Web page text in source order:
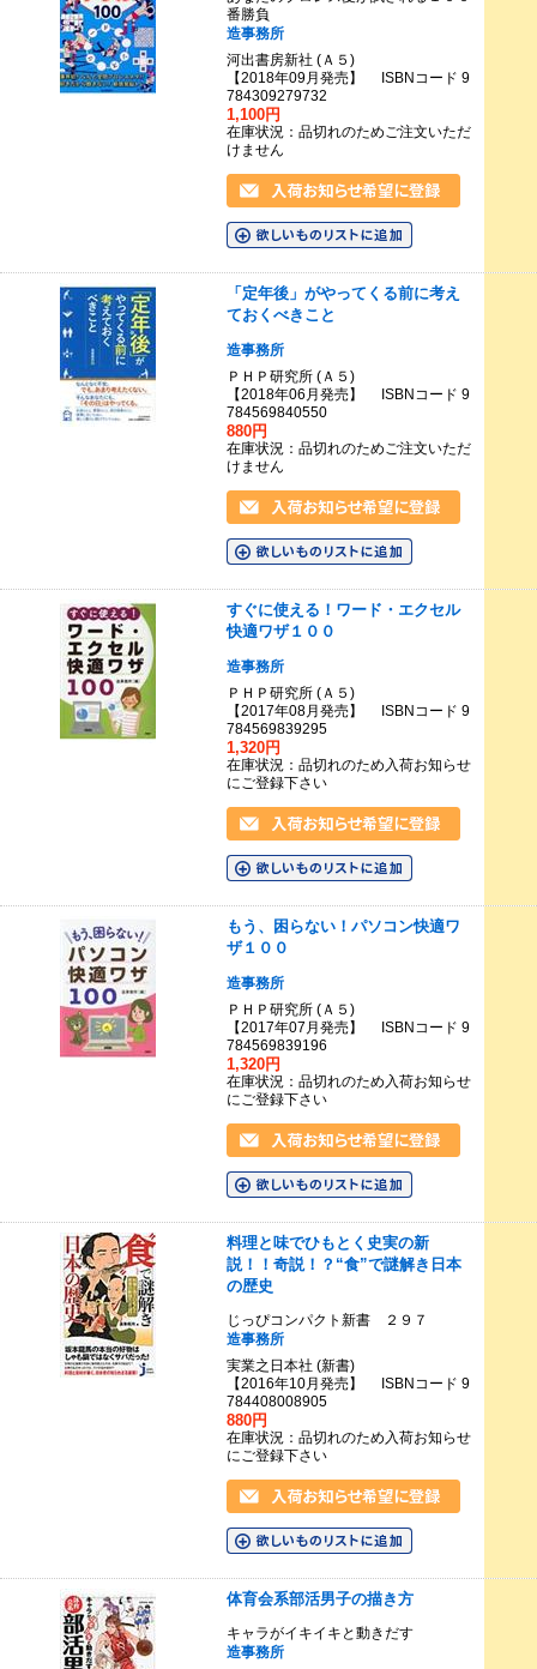
番勝負
造事務所
河出書房新社 (Ａ５)
【2018年09月発売】 ISBNコード 9
784309279732
1,100円
在庫状況：品切れのためご注文いただ
けません
「定年後」がやってくる前に考え
ておくべきこと
造事務所
ＰＨＰ研究所 (Ａ５)
【2018年06月発売】 ISBNコード 9
784569840550
880円
在庫状況：品切れのためご注文いただ
けません
すぐに使える！ワード・エクセル
快適ワザ１００
造事務所
ＰＨＰ研究所 (Ａ５)
【2017年08月発売】 ISBNコード 9
784569839295
1,320円
在庫状況：品切れのため入荷お知らせ
にご登録下さい
もう、困らない！パソコン快適ワ
ザ１００
造事務所
ＰＨＰ研究所 (Ａ５)
【2017年07月発売】 ISBNコード 9
784569839196
1,320円
在庫状況：品切れのため入荷お知らせ
にご登録下さい
料理と味でひもとく史実の新
説！！奇説！？“食”で謎解き日本
の歴史
じっぴコンパクト新書 ２９７
造事務所
実業之日本社 (新書)
【2016年10月発売】 ISBNコード 9
784408008905
880円
在庫状況：品切れのため入荷お知らせ
にご登録下さい
体育会系部活男子の描き方
キャラがイキイキと動きだす
造事務所